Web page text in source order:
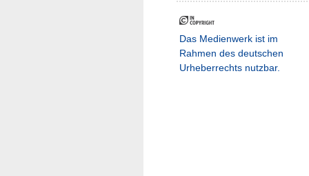
Das Medienwerk ist im
Rahmen des deutschen
Urheberrechts nutzbar.